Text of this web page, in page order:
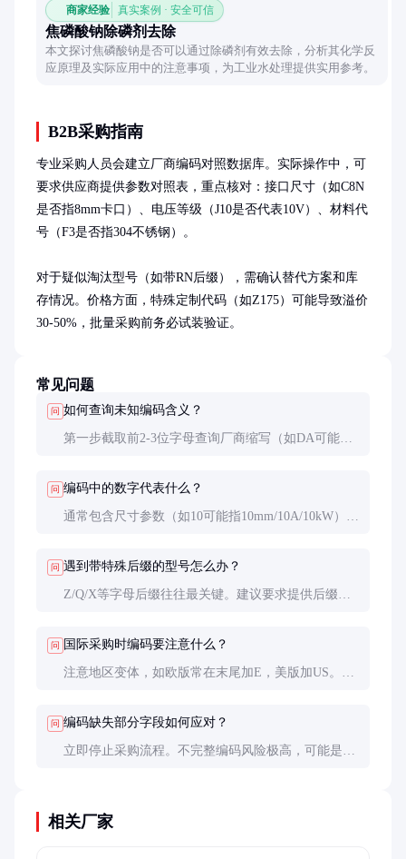
商家经验 真实案例 · 安全可信
焦磷酸钠除磷剂去除
本文探讨焦磷酸钠是否可以通过除磷剂有效去除，分析其化学反
应原理及实际应用中的注意事项，为工业水处理提供实用参考。
B2B采购指南
专业采购人员会建立厂商编码对照数据库。实际操作中，可
要求供应商提供参数对照表，重点核对：接口尺寸（如C8N
是否指8mm卡口）、电压等级（J10是否代表10V）、材料代
号（F3是否指304不锈钢）。
对于疑似淘汰型号（如带RN后缀），需确认替代方案和库
存情况。价格方面，特殊定制代码（如Z175）可能导致溢价
30-50%，批量采购前务必试装验证。
常见问题
问 如何查询未知编码含义？
第一步截取前2-3位字母查询厂商缩写（如DA可能是
问 编码中的数字代表什么？
通常包含尺寸参数（如10可能指10mm/10A/10kW）、
问 遇到带特殊后缀的型号怎么办？
Z/Q/X等字母后缀往往最关键。建议要求提供后缀解
问 国际采购时编码要注意什么？
注意地区变体，如欧版常在末尾加E，美版加US。同
问 编码缺失部分字段如何应对？
立即停止采购流程。不完整编码风险极高，可能是翻
相关厂家